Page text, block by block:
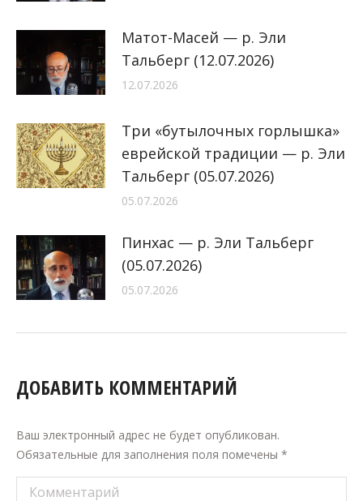
Матот-Масей — р. Эли
Тальберг (12.07.2026)
12.07.2026
Три «бутылочных горлышка»
еврейской традиции — р. Эли
Тальберг (05.07.2026)
05.07.2026
Пинхас — р. Эли Тальберг
(05.07.2026)
05.07.2026
ДОБАВИТЬ КОММЕНТАРИЙ
Ваш электронный адрес не будет опубликован.
Обязательные для заполнения поля помечены *
Комментарий